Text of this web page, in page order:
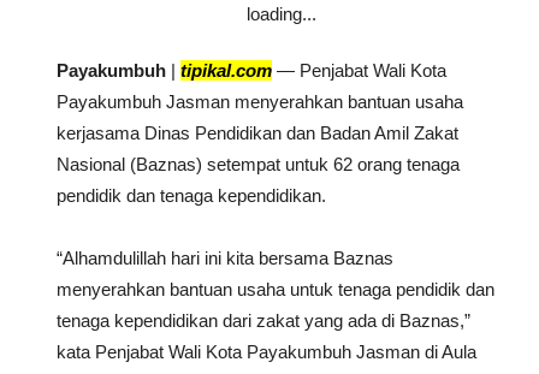
loading...
Payakumbuh |tipikal.com — Penjabat Wali Kota
Payakumbuh Jasman menyerahkan bantuan usaha
kerjasama Dinas Pendidikan dan Badan Amil Zakat
Nasional (Baznas) setempat untuk 62 orang tenaga
pendidik dan tenaga kependidikan.
“Alhamdulillah hari ini kita bersama Baznas
menyerahkan bantuan usaha untuk tenaga pendidik dan
tenaga kependidikan dari zakat yang ada di Baznas,”
kata Penjabat Wali Kota Payakumbuh Jasman di Aula